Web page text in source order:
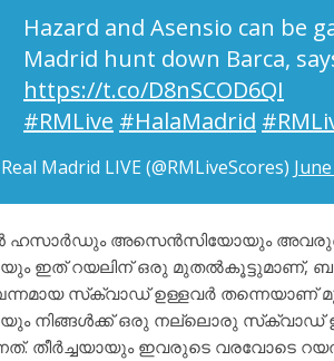
Hazard and Asensio can be
Madrid hunt down Barca,
https://t.co/D8nSCOD6QI
#RMLive #HalaMadrid
Madrid LIVE (@RMLiveScores)
അസെൻസിയോയും അവരുടെ
ഇത് റയലിന് ഒരു മുതൽകൂട്ടുമാണ്,
സ്‌ക്വാഡ് ഉള്ളവർ തന്നെയാണ്
നിങ്ങൾക്ക് ഒരു നല്ലൊരു സ്‌ക്വാഡ്
തീർച്ചയായും ഇവരുടെ വരവോടെ